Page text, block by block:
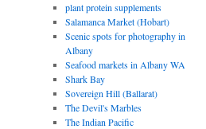
plant protein supplements
Salamanca Market (Hobart)
Scenic spots for photography in
Albany
Seafood markets in Albany WA
Shark Bay
Sovereign Hill (Ballarat)
The Devil's Marbles
The Indian Pacific